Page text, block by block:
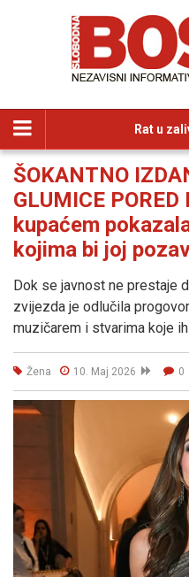
Rat u
ŠOKANTNO
GLUMICE PORED
kupaćem
kojima bi joj
Dok se javnost ne prestaje
zvijezda je odlučila
muzičarem i stvarima koje
Žena 10. Maj 2026 0